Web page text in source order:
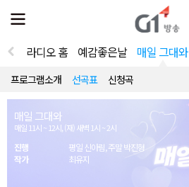
전
체
뉴
열
라디오 홈 예감좋은날 매일 그대와
프로그램소개 선곡표 신청곡
매일 그대와
매일 11시 ~ 12시, (재) 새벽 1시 ~ 2시
진행
평일 신아림, 주말 박진형
작가
최유지